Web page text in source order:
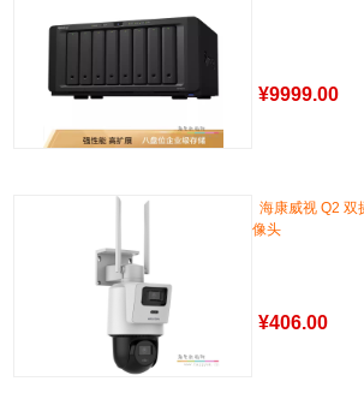
¥9999.00
海康威视 Q2 双
像头
¥406.00